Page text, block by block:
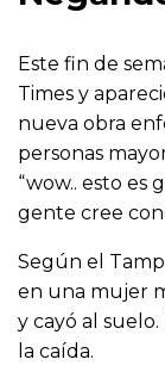
Este fin de
Times y
nueva obra
personas
“wow.. esto es
gente cree
Según el
en una mujer
y cayó al
la caída.